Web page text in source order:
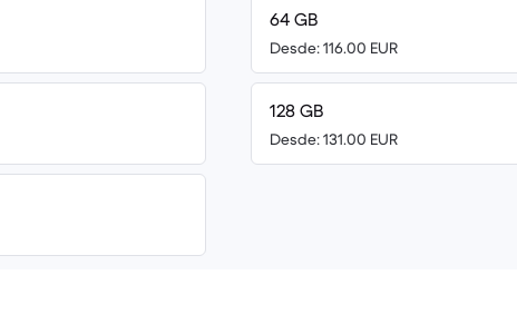
64 GB
Desde: 116.00 EUR
128 GB
Desde: 131.00 EUR